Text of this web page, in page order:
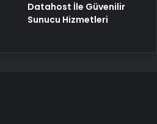
Datahost İle Güvenilir
Sunucu Hizmetleri